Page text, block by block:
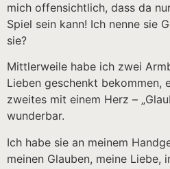
mich offensichtlich, dass da
Spiel sein kann! Ich nenne sie
sie?
Mittlerweile habe ich zwei
Lieben geschenkt bekommen,
zweites mit einem Herz –
wunderbar.
Ich habe sie an meinem
meinen Glauben, meine Liebe,